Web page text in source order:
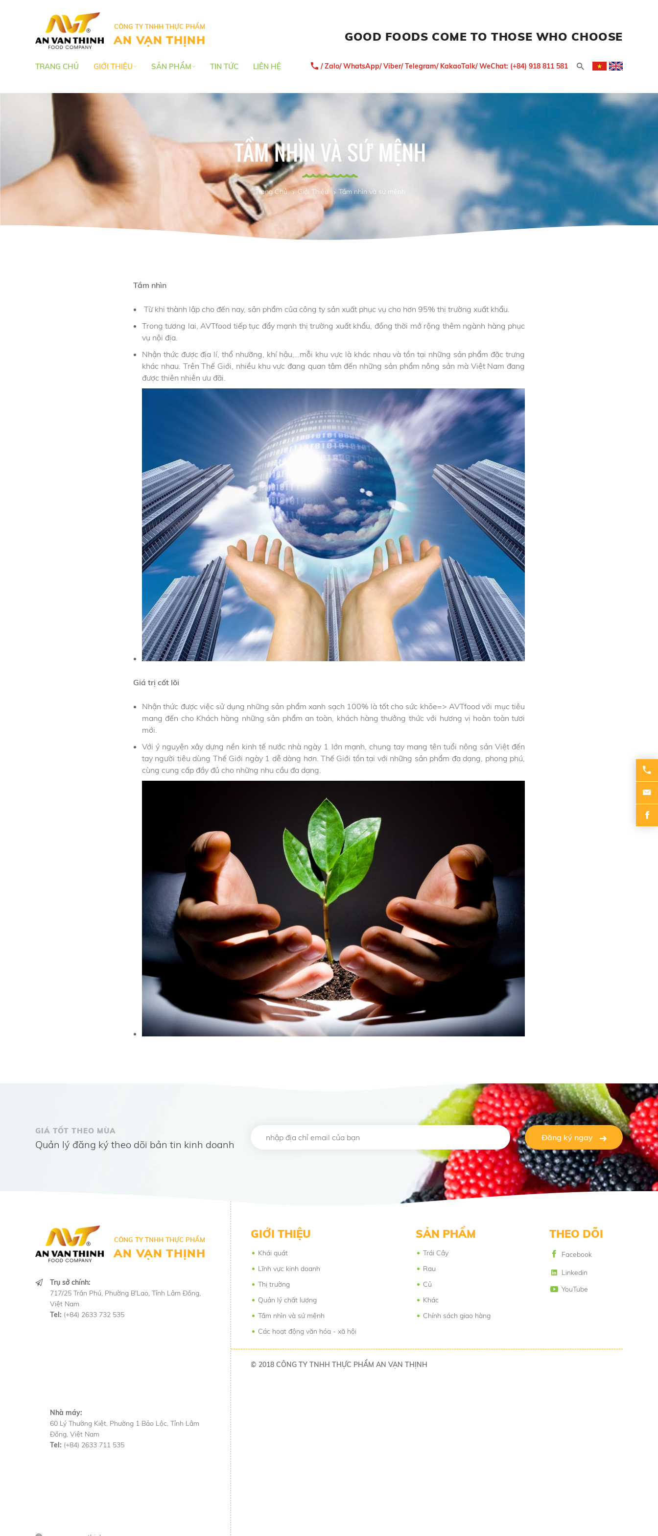
CÔNG TY TNHH THỰC PHẨM
AN VẠN THỊNH GOOD FOODS COME TO THOSE WHO CHOOSE
/ Zalo/ WhatsApp/ Viber/ Telegram/ KakaoTalk/ WeChat: (+84) 918 811 581
TRANG CHỦ GIỚI THIỆU SẢN PHẨM TIN TỨC LIÊN HỆ
TẦM NHÌN VÀ SỨ MỆNH
Trang Chủ Giới Thiệu Tầm nhìn và sứ mệnh
Tầm nhìn
Từ khi thành lập cho đến nay, sản phẩm của công ty sản xuất phục vụ cho hơn 95% thị trường xuất khẩu.
Trong tương lai, AVTfood tiếp tục đẩy mạnh thị trường xuất khẩu, đồng thời mở rộng thêm ngành hàng phục
vụ nội địa.
Nhận thức được địa lí, thổ nhưỡng, khí hậu,…mỗi khu vực là khác nhau và tồn tại những sản phẩm đặc trưng
khác nhau. Trên Thế Giới, nhiều khu vực đang quan tâm đến những sản phẩm nông sản mà Việt Nam đang
được thiên nhiên ưu đãi.
Giá trị cốt lõi
Nhận thức được việc sử dụng những sản phẩm xanh sạch 100% là tốt cho sức khỏe=> AVTfood với mục tiêu
mang đến cho Khách hàng những sản phẩm an toàn, khách hàng thưởng thức với hương vị hoàn toàn tươi
mới.
Với ý nguyện xây dựng nền kinh tế nước nhà ngày 1 lớn mạnh, chung tay mang tên tuổi nông sản Việt đến
tay người tiêu dùng Thế Giới ngày 1 dễ dàng hơn. Thế Giới tồn tại với những sản phẩm đa dạng, phong phú,
cùng cung cấp đầy đủ cho những nhu cầu đa dạng.
GIÁ TỐT THEO MÙA
Quản lý đăng ký theo dõi bản tin kinh doanh
Đăng ký ngay
CÔNG TY TNHH THỰC PHẨM
AN VẠN THỊNH
Trụ sở chính:
717/25 Trần Phú, Phường B'Lao, Tỉnh Lâm Đồng,
Việt Nam
Tel: (+84) 2633 732 535
Nhà máy:
60 Lý Thường Kiệt, Phường 1 Bảo Lộc, Tỉnh Lâm
Đồng, Việt Nam
Tel: (+84) 2633 711 535
GIỚI THIỆU
Khái quát
Lĩnh vực kinh doanh
Thị trường
Quản lý chất lượng
Tầm nhìn và sứ mệnh
Các hoạt động văn hóa - xã hội
SẢN PHẨM
Trái Cây
Rau
Củ
Khác
Chính sách giao hàng
THEO DÕI
Facebook
Linkedin
YouTube
© 2018 CÔNG TY TNHH THỰC PHẨM AN VẠN THỊNH